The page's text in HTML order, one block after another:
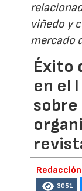
viñedo y
mercado
Éxito
en el
sobre
3051